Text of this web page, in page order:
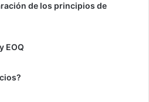
de los principios de
EOQ